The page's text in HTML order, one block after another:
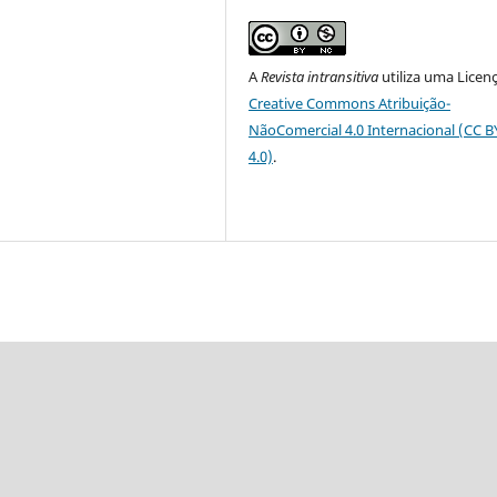
ARevista intransitiva utiliza uma
Creative Commons Atribuição-
NãoComercial 4.0 Internacional (CC
4.0).